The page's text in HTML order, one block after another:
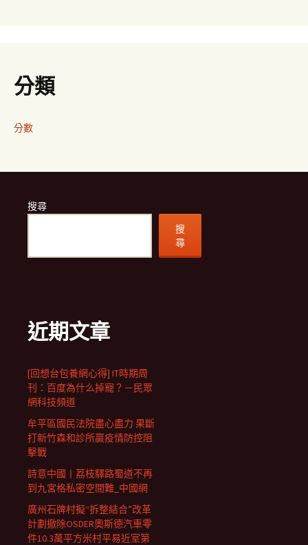
分類
分數
搜尋
搜
尋
近期文章
[回想台包養網心得] IT時期周
刊：百度為什么掉寵？－民眾
網科技頻道
牟平區國民法院盡心盡力 果斷
打新竹森和診所贏疫情防控阻
擊戰
詩意中國丨荔枝驛路蜀道不再
到九宮格私密空間難_中國網
廣州石牌村擬“拆整結合”改革
計劃撤除OSDER奧斯德汽車零
件10.3萬平方米村平易近室第